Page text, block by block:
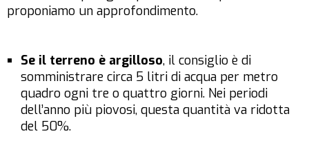
proponiamo un approfondimento.
Se il terreno è argilloso, il consiglio è di
somministrare circa 5 litri di acqua per metro
quadro ogni tre o quattro giorni. Nei periodi
dell’anno più piovosi, questa quantità va ridotta
del 50%.